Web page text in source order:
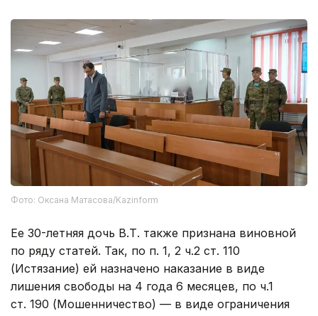
Фото: Оксана Матасова/Kazinform
Ее 30-летняя дочь В.Т. также признана виновной
по ряду статей. Так, по п. 1, 2 ч.2 ст. 110
(Истязание) ей назначено наказание в виде
лишения свободы на 4 года 6 месяцев, по ч.1
ст. 190 (Мошенничество) — в виде ограничения